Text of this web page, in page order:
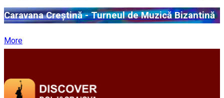
Caravana Creștină - Turneul de Muzică Bizantină
More